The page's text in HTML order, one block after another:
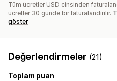
Tüm ücretler USD cinsinden
ücretler 30 günde bir faturalandırılır.
göster
Değerlendirmeler (21)
Toplam puan